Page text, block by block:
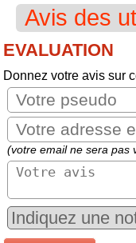
Avis des
EVALUATION
Donnez votre avis sur
(votre email ne sera pas